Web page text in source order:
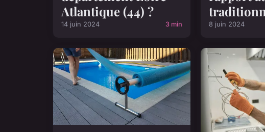
Atlantique (44) ?
14 juin 2024 3 min 8 juin 2024